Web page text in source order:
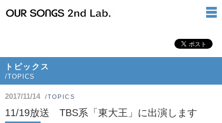
トピックス
/TOPICS
2017/11/14 /TOPICS
11/19放送 TBS系「東大王」に出演します